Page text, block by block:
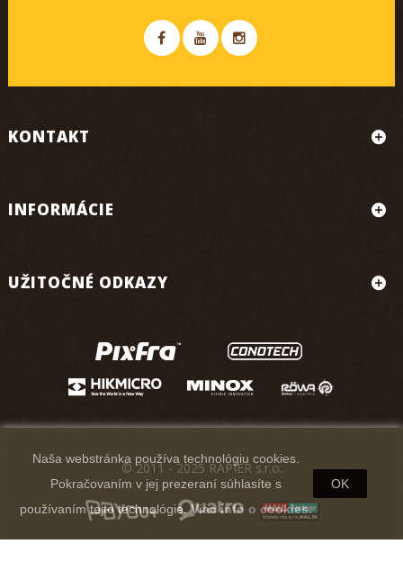
KONTAKT
INFORMÁCIE
UŽITOČNÉ ODKAZY
Naša webstránka používa technológiu cookies.
Pokračovaním v jej prezeraní súhlasíte s
používaním tejto technológie.Viac info o cookies.
OK
© 2011 - 2025 RAPIER s.r.o.